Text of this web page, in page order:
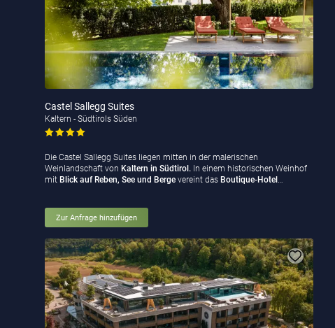
Castel Sallegg Suites
Kaltern - Südtirols Süden
Die Castel Sallegg Suites liegen mitten in der malerischen
Weinlandschaft von Kaltern in Südtirol. In einem historischen Weinhof
mit Blick auf Reben, See und Berge vereint das Boutique-Hotel…
Zur Anfrage hinzufügen